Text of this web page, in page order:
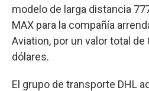
modelo de larga distancia
MAX para la compañía
Aviation, por un valor total
dólares.
El grupo de transporte DHL